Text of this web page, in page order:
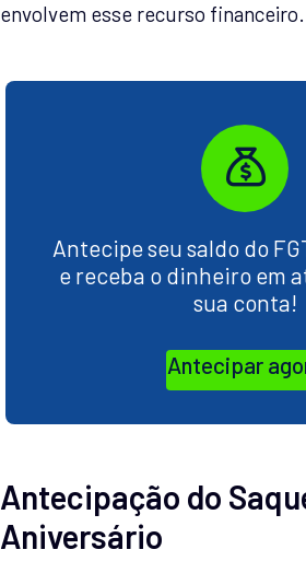
envolvem esse recurso financeiro.
Antecipe seu saldo do
e receba o dinheiro em
sua conta!
Antecipar
Antecipação do
Aniversário